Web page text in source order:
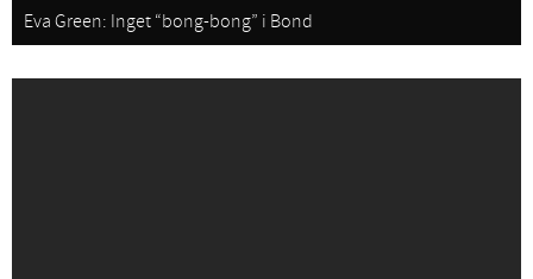
Eva Green: Inget “bong-bong” i Bond